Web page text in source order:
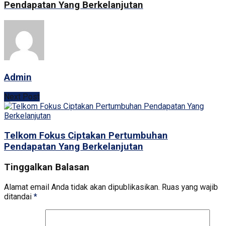
Pendapatan Yang Berkelanjutan
Admin
Next Post
Telkom Fokus Ciptakan Pertumbuhan
Pendapatan Yang Berkelanjutan
Tinggalkan Balasan
Alamat email Anda tidak akan dipublikasikan. Ruas yang wajib
ditandai *